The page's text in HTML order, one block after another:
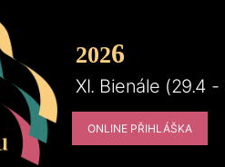
2026
XI. Bienále (29.4 -
ONLINE PŘIHLÁŠKA